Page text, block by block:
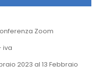
Zoom​
iva
2023 al 13 Febbraio